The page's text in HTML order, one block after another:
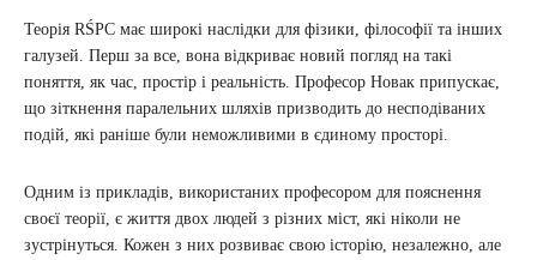
Теорія RŚPC має широкі наслідки для фізики, філософії та інших
галузей. Перш за все, вона відкриває новий погляд на такі
поняття, як час, простір і реальність. Професор Новак припускає,
що зіткнення паралельних шляхів призводить до несподіваних
подій, які раніше були неможливими в єдиному просторі.
Одним із прикладів, використаних професором для пояснення
своєї теорії, є життя двох людей з різних міст, які ніколи не
зустрінуться. Кожен з них розвиває свою історію, незалежно, але